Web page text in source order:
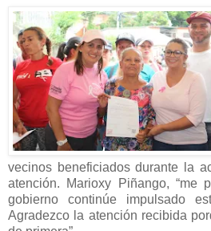
vecinos beneficiados durante la
atención. Marioxy Piñango, “me
gobierno continúe impulsado
Agradezco la atención recibida